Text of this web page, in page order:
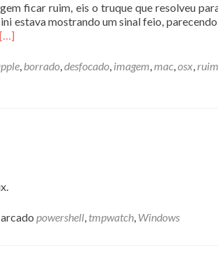
ficar ruim, eis o truque que resolveu
estava mostrando um sinal feio,
Leia
ter
[…]
, borrado,desfocado, imagem,mac,osx,ruim
powershell, tmpwatch, Windows